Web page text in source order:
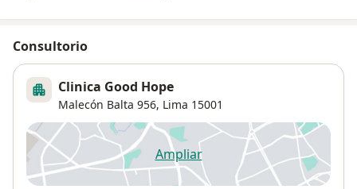
Consultorio
Clinica Good Hope
Malecón Balta 956, Lima 15001
Ampliarse abre en una nueva